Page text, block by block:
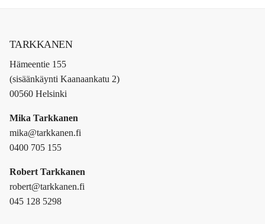
TARKKANEN
Hämeentie 155
(sisäänkäynti Kaanaankatu 2)
00560 Helsinki
Mika Tarkkanen
mika@tarkkanen.fi
0400 705 155
Robert Tarkkanen
robert@tarkkanen.fi
045 128 5298